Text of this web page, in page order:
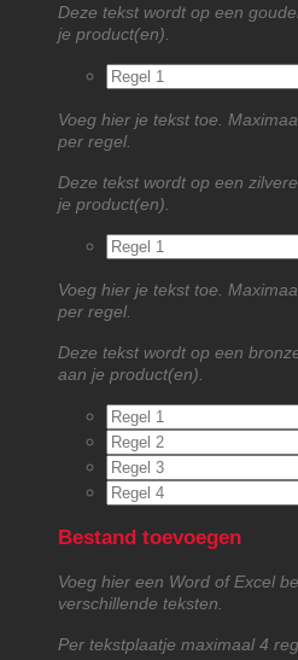
Deze tekst wordt op een
je product(en).
Voeg hier je tekst toe.
per regel.
Deze tekst wordt op een
je product(en).
Voeg hier je tekst toe.
per regel.
Deze tekst wordt op een
aan je product(en).
Bestand toevoegen
Voeg hier een Word of Excel
verschillende teksten.
Per tekstplaatje maximaal 4